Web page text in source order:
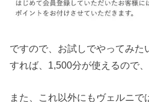
ですので、お試しでやってみた
すれば、1,500分が使えるので
また、これ以外にもヴェルニ